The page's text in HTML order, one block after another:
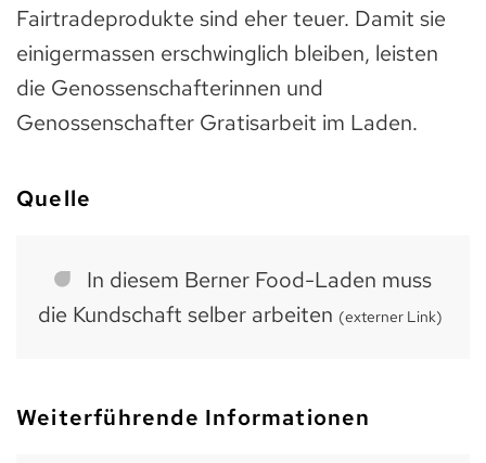
Fairtradeprodukte sind eher teuer. Damit sie
einigermassen erschwinglich bleiben, leisten
die Genossenschafterinnen und
Genossenschafter Gratisarbeit im Laden.
Quelle
In diesem Berner Food-Laden muss
die Kundschaft selber arbeiten (externer Link)
Weiterführende Informationen